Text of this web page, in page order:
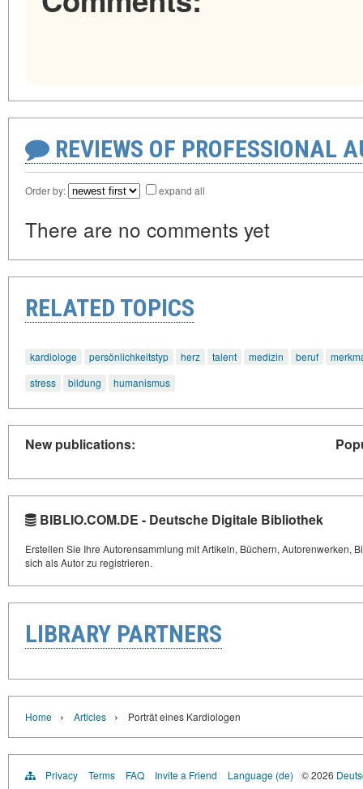
REVIEWS OF PROFESSIONAL
Order by: expand all
There are no comments yet
RELATED TOPICS
kardiologe persönlichkeitstyp herz talent medizin beruf
stress
bildung humanismus
New publications:
BIBLIO.COM.DE - Deutsche Digitale Bibliothek
Erstellen Sie Ihre Autorensammlung mit Artikeln, Büchern, Autorenwerken,
sich als Autor zu registrieren.
LIBRARY PARTNERS
Home › Articles › Porträt eines Kardiologen
Privacy Terms FAQ Invite a Friend Language (de) © 2026